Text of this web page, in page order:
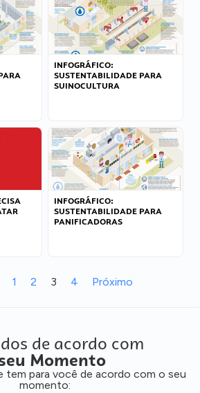
INFOGRÁFICO:
SUSTENTABILIDADE PARA
SUINOCULTURA
INFOGRÁFICO:
SUSTENTABILIDADE PARA
PANIFICADORAS
1 2 3 4 Próximo
de acordo com
Momento
tem para você de acordo com o seu
momento: